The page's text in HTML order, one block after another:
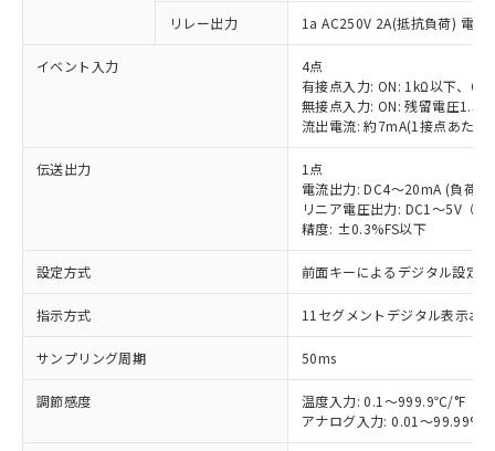
リレー出力 1a AC250V 2A(抵抗負荷) 電
イベント入力
4点
有接点入力: ON: 1kΩ以下、
無接点入力: ON: 残留電圧1.5V
流出電流: 約7mA(1接点あたり)
伝送出力
1点
電流出力: DC4～20mA (負荷:
リニア電圧出力: DC1～5V（
精度: ±0.3%FS以下
設定方式 前面キーによるデジタル設定
指示方式 11セグメントデジタル表示お
サンプリング周期 50ms
調節感度
温度入力: 0.1～999.9℃/°F（
アナログ入力: 0.01～